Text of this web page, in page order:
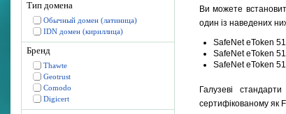
Тип домена
Обычный домен (латиница)
IDN домен (кириллица)
Бренд
Thawte
Geotrust
Comodo
Digicert
Ви можете
один із наведених
SafeNet eToken
SafeNet eToken
SafeNet eToken
Галузеві
сертифікованому як